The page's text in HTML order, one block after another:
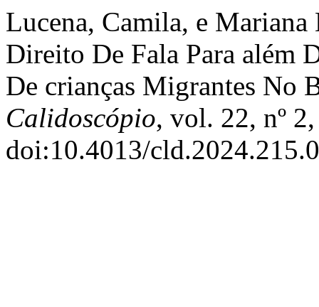
Lucena, Camila, e
Direito De Fala Para além
De crianças Migrantes No
Calidoscópio, vol. 22, nº
doi:10.4013/